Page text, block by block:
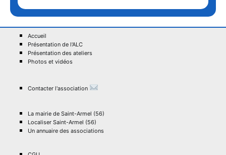
Accueil
Présentation de l'ALC
Présentation des ateliers
Photos et vidéos
Contacter l'association
La mairie de Saint-Armel (56)
Localiser Saint-Armel (56)
Un annuaire des associations